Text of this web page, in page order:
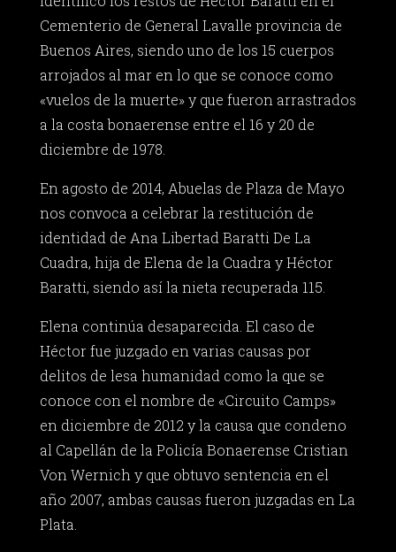
Cementerio de General Lavalle provincia de
Buenos Aires, siendo uno de los 15 cuerpos
arrojados al mar en lo que se conoce como
«vuelos de la muerte» y que fueron arrastrados
a la costa bonaerense entre el 16 y 20 de
diciembre de 1978.
En agosto de 2014, Abuelas de Plaza de Mayo
nos convoca a celebrar la restitución de
identidad de Ana Libertad Baratti De La
Cuadra, hija de Elena de la Cuadra y Héctor
Baratti, siendo así la nieta recuperada 115.
Elena continúa desaparecida. El caso de
Héctor fue juzgado en varias causas por
delitos de lesa humanidad como la que se
conoce con el nombre de «Circuito Camps»
en diciembre de 2012 y la causa que condeno
al Capellán de la Policía Bonaerense Cristian
Von Wernich y que obtuvo sentencia en el
año 2007, ambas causas fueron juzgadas en La
Plata.